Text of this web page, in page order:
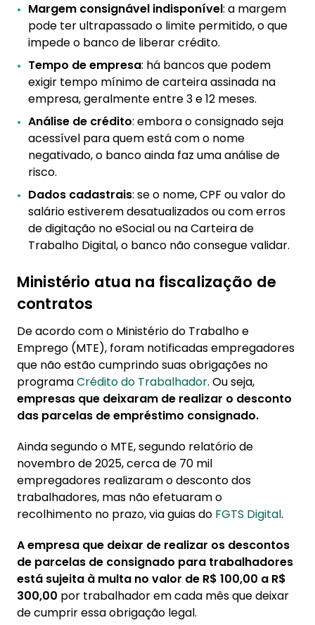
Margem consignável indisponível: a margem
pode ter ultrapassado o limite permitido, o que
impede o banco de liberar crédito.
Tempo de empresa: há bancos que podem
exigir tempo mínimo de carteira assinada na
empresa, geralmente entre 3 e 12 meses.
Análise de crédito: embora o consignado seja
acessível para quem está com o nome
negativado, o banco ainda faz uma análise de
risco.
Dados cadastrais: se o nome, CPF ou valor do
salário estiverem desatualizados ou com erros
de digitação no eSocial ou na Carteira de
Trabalho Digital, o banco não consegue validar.
Ministério atua na fiscalização de
contratos
De acordo com o Ministério do Trabalho e
Emprego (MTE), foram notificadas empregadores
que não estão cumprindo suas obrigações no
programaCrédito do Trabalhador. Ou seja,
empresas que deixaram de realizar o desconto
das parcelas de empréstimo consignado.
Ainda segundo o MTE, segundo relatório de
novembro de 2025, cerca de 70 mil
empregadores realizaram o desconto dos
trabalhadores, mas não efetuaram o
recolhimento no prazo, via guias do FGTS Digital.
A empresa que deixar de realizar os descontos
de parcelas de consignado para trabalhadores
está sujeita à multa no valor de R$ 100,00 a R$
300,00 por trabalhador em cada mês que deixar
de cumprir essa obrigação legal.